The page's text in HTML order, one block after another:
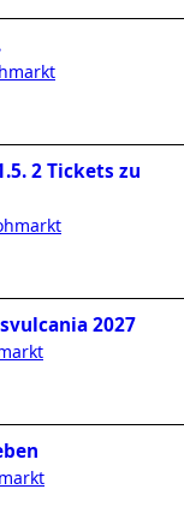
2 Tickets zu
2027